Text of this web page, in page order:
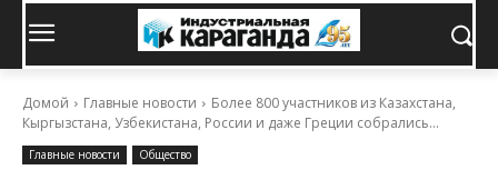
Домой Главные новости
Более 800 участников из Казахстана,
Кыргызстана, Узбекистана, России и даже Греции собрались...
Главные новости Общество